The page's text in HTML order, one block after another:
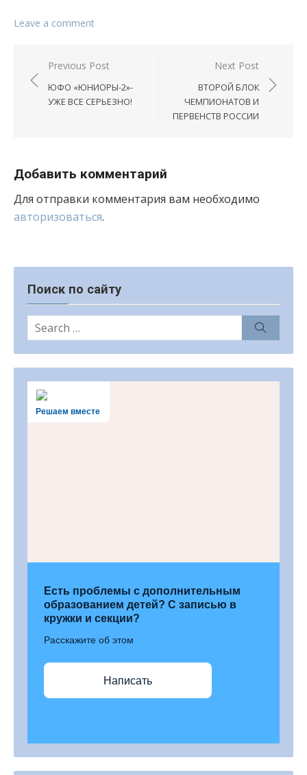
Leave a comment
Навигация
по
записям
Previous Post
ЮФО «ЮНИОРЫ-2»-
УЖЕ ВСЕ СЕРЬЕЗНО!
Next Post
ВТОРОЙ БЛОК
ЧЕМПИОНАТОВ И
ПЕРВЕНСТВ РОССИИ
Добавить комментарий
Для отправки комментария вам необходимо
авторизоваться.
Поиск по сайту
Search
for:
Решаем вместе
Есть проблемы с дополнительным
образованием детей? С записью в
кружки и секции?
Расскажите об этом
Написать